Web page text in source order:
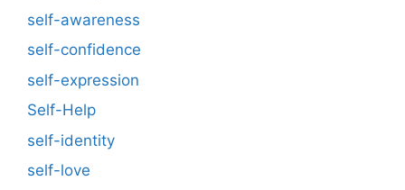
self-awareness
self-confidence
self-expression
Self-Help
self-identity
self-love